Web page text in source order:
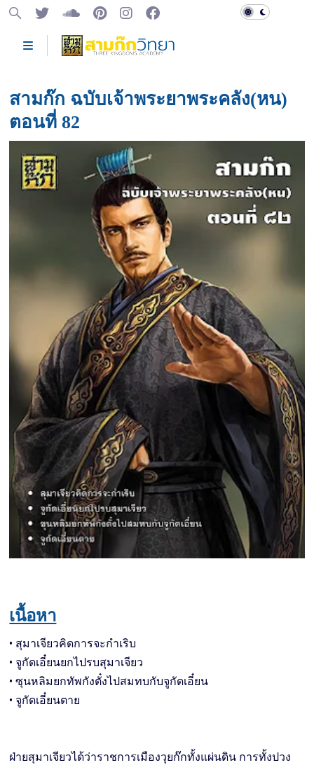
สามก๊ก ฉบับเจ้าพระยาพระคลัง(หน)
ตอนที่ 82
เนื้อหา
• สุมาเจียวคิดการจะกำเริบ
• จูกัดเอี๋ยนยกไปรบสุมาเจียว
• ซุนหลิมยกทัพกังตั๋งไปสมทบกับจูกัดเอี๋ยน
• จูกัดเอี๋ยนตาย
ฝ่ายสุมาเจียวได้ว่าราชการเมืองวุยก๊กทั้งแผ่นดิน การทั้งปวง